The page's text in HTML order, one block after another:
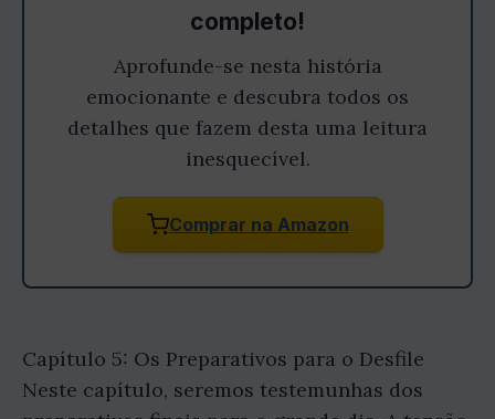
completo!
Aprofunde-se nesta história
emocionante e descubra todos os
detalhes que fazem desta uma leitura
inesquecível.
Comprar na Amazon
Capítulo 5: Os Preparativos para o Desfile
Neste capítulo, seremos testemunhas dos